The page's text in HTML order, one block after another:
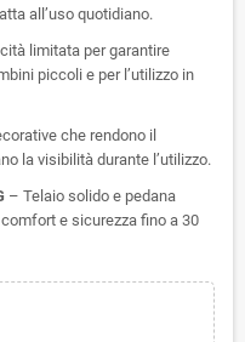
all’uso quotidiano.
limitata per garantire
piccoli e per l’utilizzo in
che rendono il
la visibilità durante l’utilizzo.
– Telaio solido e pedana
e sicurezza fino a 30